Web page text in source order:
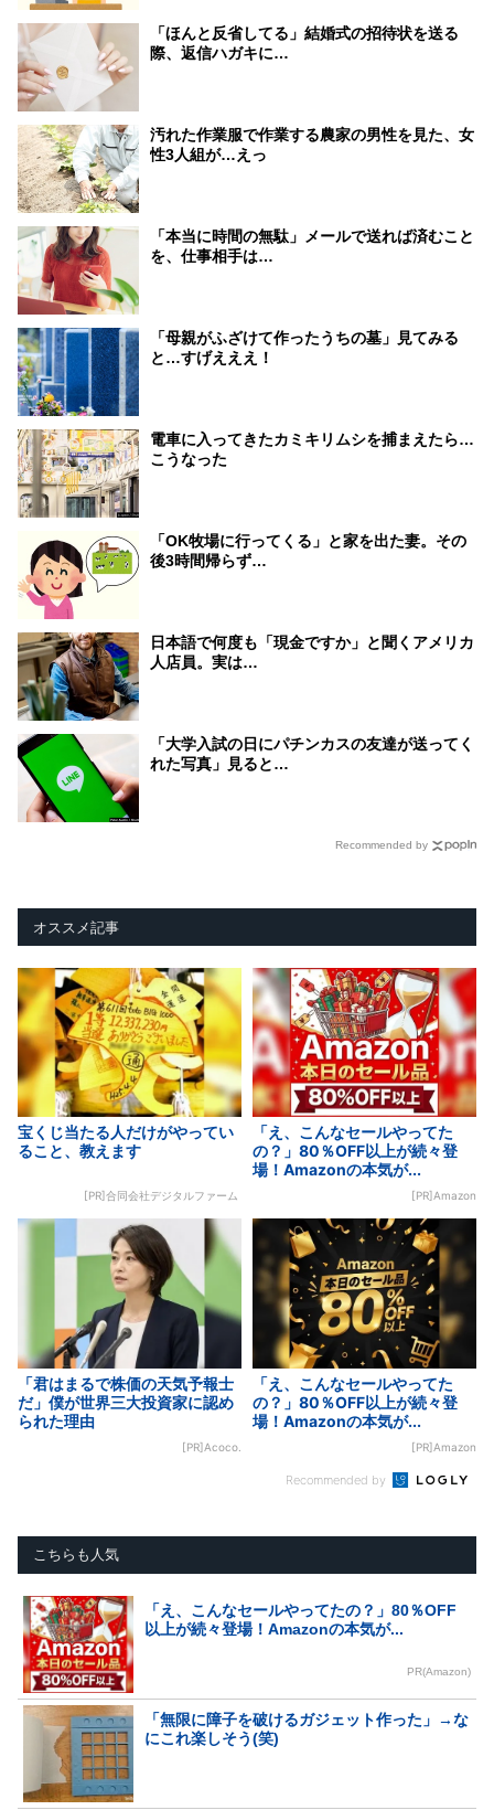
「ほんと反省してる」結婚式の招待状を送る
際、返信ハガキに…
汚れた作業服で作業する農家の男性を見た、女
性3人組が…えっ
「本当に時間の無駄」メールで送れば済むこと
を、仕事相手は…
「母親がふざけて作ったうちの墓」見てみる
と…すげえええ！
電車に入ってきたカミキリムシを捕まえたら…
こうなった
「OK牧場に行ってくる」と家を出た妻。その
後3時間帰らず…
日本語で何度も「現金ですか」と聞くアメリカ
人店員。実は…
「大学入試の日にパチンカスの友達が送ってく
れた写真」見ると…
Recommended by
オススメ記事
宝くじ当たる人だけがやってい
ること、教えます
[PR]合同会社デジタルファーム
「え、こんなセールやってた
の？」80％OFF以上が続々登
場！Amazonの本気が...
[PR]Amazon
「君はまるで株価の天気予報士
だ」僕が世界三大投資家に認め
られた理由
[PR]Acoco.
「え、こんなセールやってた
の？」80％OFF以上が続々登
場！Amazonの本気が...
[PR]Amazon
Recommended by
こちらも人気
「え、こんなセールやってたの？」80％OFF
以上が続々登場！Amazonの本気が...
PR(Amazon)
「無限に障子を破けるガジェット作った」→な
にこれ楽しそう(笑)